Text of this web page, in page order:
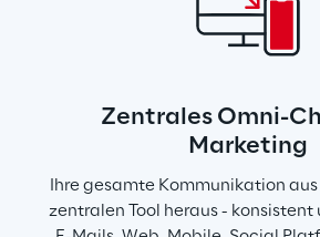
Zentrales Omni-
Marketing
Ihre gesamte Kommunikation
zentralen Tool heraus -